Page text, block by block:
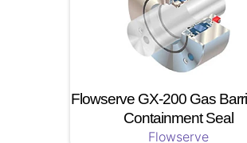
Flowserve GX-200 Gas
Containment Seal
Flowserve